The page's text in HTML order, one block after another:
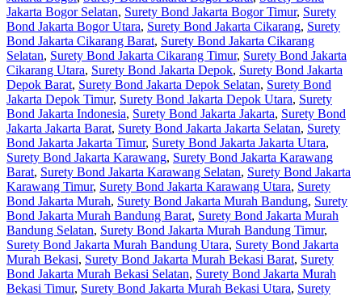
Jakarta Bogor Selatan, Surety Bond Jakarta Bogor Timur, Surety
Bond Jakarta Bogor Utara, Surety Bond Jakarta Cikarang, Surety
Bond Jakarta Cikarang Barat, Surety Bond Jakarta Cikarang
Selatan, Surety Bond Jakarta Cikarang Timur, Surety Bond Jakarta
Cikarang Utara, Surety Bond Jakarta Depok, Surety Bond Jakarta
Depok Barat, Surety Bond Jakarta Depok Selatan, Surety Bond
Jakarta Depok Timur, Surety Bond Jakarta Depok Utara, Surety
Bond Jakarta Indonesia, Surety Bond Jakarta Jakarta, Surety Bond
Jakarta Jakarta Barat, Surety Bond Jakarta Jakarta Selatan, Surety
Bond Jakarta Jakarta Timur, Surety Bond Jakarta Jakarta Utara,
Surety Bond Jakarta Karawang, Surety Bond Jakarta Karawang
Barat, Surety Bond Jakarta Karawang Selatan, Surety Bond Jakarta
Karawang Timur, Surety Bond Jakarta Karawang Utara, Surety
Bond Jakarta Murah, Surety Bond Jakarta Murah Bandung, Surety
Bond Jakarta Murah Bandung Barat, Surety Bond Jakarta Murah
Bandung Selatan, Surety Bond Jakarta Murah Bandung Timur,
Surety Bond Jakarta Murah Bandung Utara, Surety Bond Jakarta
Murah Bekasi, Surety Bond Jakarta Murah Bekasi Barat, Surety
Bond Jakarta Murah Bekasi Selatan, Surety Bond Jakarta Murah
Bekasi Timur, Surety Bond Jakarta Murah Bekasi Utara, Surety